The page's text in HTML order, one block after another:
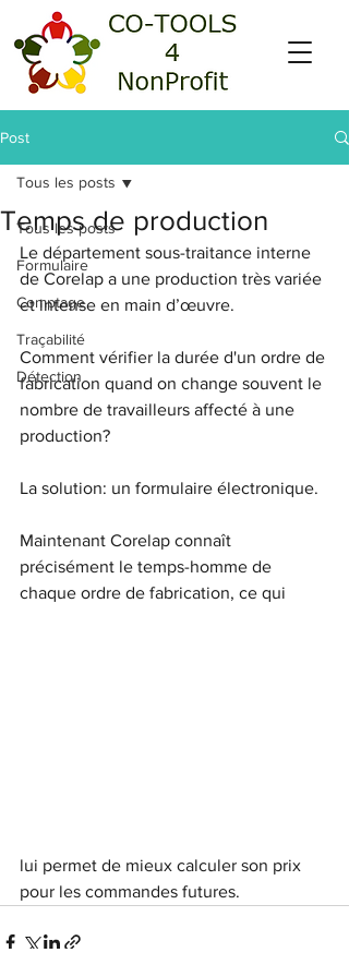
Post
Tous les posts
Formulaire
Comptage
Traçabilité
Détection
Tous les posts
Temps de production
Le département sous-traitance interne
de Corelap a une production très variée
et intense en main d’œuvre.
Comment vérifier la durée d'un ordre de
fabrication quand on change souvent le
nombre de travailleurs affecté à une
production?
La solution: un formulaire électronique.
Maintenant Corelap connaît
précisément le temps-homme de
chaque ordre de fabrication, ce qui
lui permet de mieux calculer son prix
pour les commandes futures.